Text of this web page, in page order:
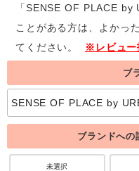
「SENSE OF PLACE by
ことがある方は、よかっ
てください。
※レビュー
ブ
ブランドへの
未選択